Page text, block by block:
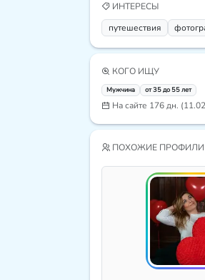
ИНТЕРЕСЫ
путешествия
КОГО ИЩУ
Мужчина от 35 до 55 лет
На сайте 176 дн.
ПОХОЖИЕ ПРОФИЛИ